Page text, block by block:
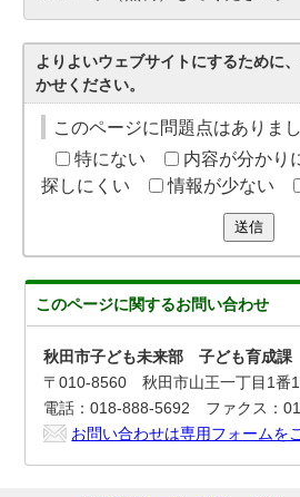
よりよいウェブサイトにするために
かせください。
このページに問題点はありま
特にない
内容が分かり
探しにくい
情報が少ない
送信
このページに関するお問い合わせ
秋田市子ども未来部 子ども育成課
〒010-8560 秋田市山王一丁目1
電話：018-888-5692 ファクス：
お問い合わせは専用フォームを